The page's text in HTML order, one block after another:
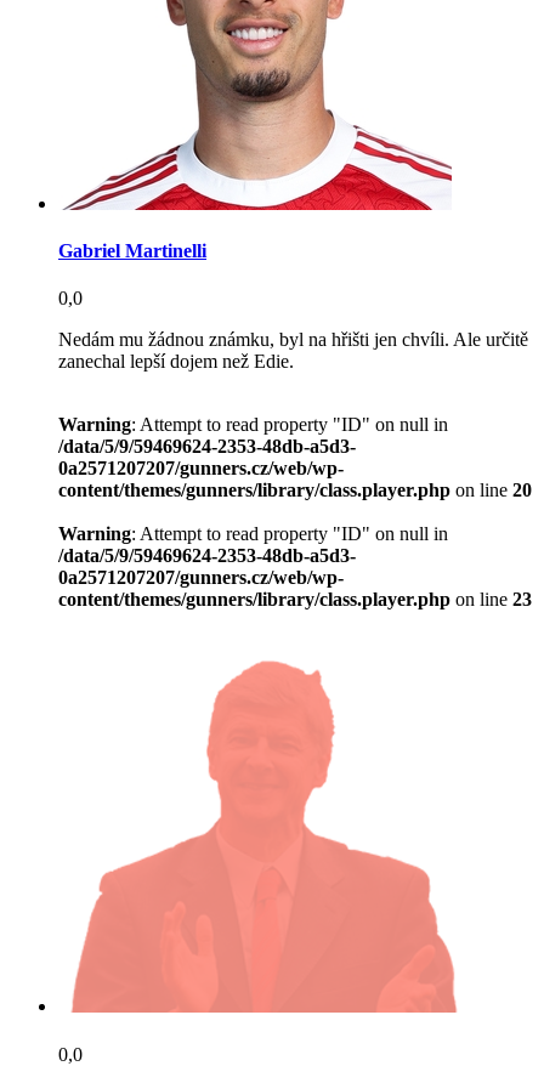
Gabriel Martinelli
0,0
Nedám mu žádnou známku, byl na hřišti jen chvíli. Ale určitě
zanechal lepší dojem než Edie.
Warning: Attempt to read property "ID" on null in
/data/5/9/59469624-2353-48db-a5d3-
0a2571207207/gunners.cz/web/wp-
content/themes/gunners/library/class.player.php on line 20
Warning: Attempt to read property "ID" on null in
/data/5/9/59469624-2353-48db-a5d3-
0a2571207207/gunners.cz/web/wp-
content/themes/gunners/library/class.player.php on line 23
0,0